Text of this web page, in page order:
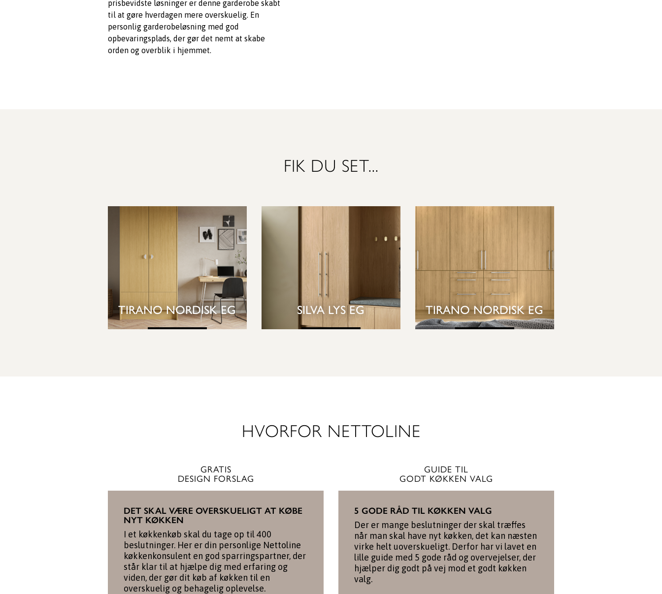
prisbevidste løsninger er denne garderobe skabt
til at gøre hverdagen mere overskuelig. En
personlig garderobeløsning med god
opbevaringsplads, der gør det nemt at skabe
orden og overblik i hjemmet.
FIK DU SET...
TIRANO NORDISK EG SILVA LYS EG TIRANO NORDISK EG
HVORFOR NETTOLINE
GRATIS
DESIGN FORSLAG
DET SKAL VÆRE OVERSKUELIGT AT KØBE
NYT KØKKEN
I et køkkenkøb skal du tage op til 400
beslutninger. Her er din personlige Nettoline
køkkenkonsulent en god sparringspartner, der
står klar til at hjælpe dig med erfaring og
viden, der gør dit køb af køkken til en
overskuelig og behagelig oplevelse.
GUIDE TIL
GODT KØKKEN VALG
5 GODE RÅD TIL KØKKEN VALG
Der er mange beslutninger der skal træffes
når man skal have nyt køkken, det kan næsten
virke helt uoverskueligt. Derfor har vi lavet en
lille guide med 5 gode råd og overvejelser, der
hjælper dig godt på vej mod et godt køkken
valg.